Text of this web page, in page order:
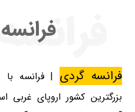
فرانسه گردی | فرانسه
بزرگترین کشور اروپای غربی